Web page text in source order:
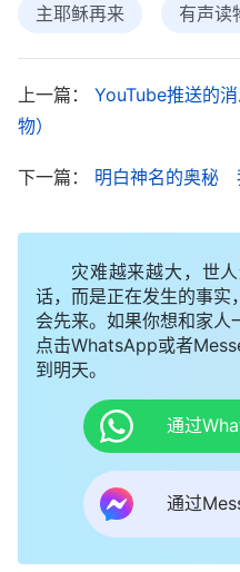
外，别无拯救；因为在
我们可以靠着得救。’（
靠耶稣的名才得救的，
让我们得救，为什么你
主耶稣吗？”
华，除我以外没有救主。
到除了耶和华神没有谁
到底是信耶和华神，还
救我们呢？”
面对刘姊妹的反问
摩着刘姊妹的话，我心
主耶稣也是神，如果
那‘
主耶稣再来 有声读
上一篇： YouTube推送的
物）
下一篇： 明白神名的奥秘
灾难越来越大，世
话，而是正在发生的事实
会先来。如果你想和家人
点击WhatsApp或者
到明天。
通过
通过